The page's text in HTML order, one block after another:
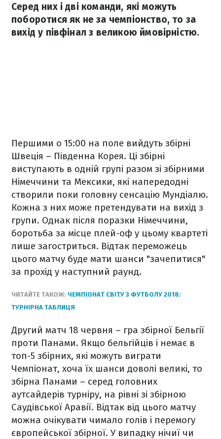
Серед них і дві команди, які можуть
поборотися як не за чемпіонство, то за
вихід у півфінал з великою ймовірністю.
Першими о 15:00 на поле вийдуть збірні
Швеція – Південна Корея. Ці збірні
виступають в одній групі разом зі збірними
Німеччини та Мексики, які напередодні
створили поки головну сенсацію Мундіалю.
Кожна з них може претендувати на вихід з
групи. Однак після поразки Німеччини,
боротьба за місце плей-оф у цьому квартеті
лише загостриться. Відтак переможець
цього матчу буде мати шанси "зачепитися"
за прохід у наступний раунд.
ЧИТАЙТЕ ТАКОЖ: ЧЕМПІОНАТ СВІТУ З ФУТБОЛУ 2018:
ТУРНІРНА ТАБЛИЦЯ
Другий матч 18 червня – гра збірної Бельгії
проти Панами. Якщо бельгійців і немає в
топ-5 збірних, які можуть виграти
Чемпіонат, хоча їх шанси доволі великі, то
збірна Панами – серед головних
аутсайдерів турніру, на рівні зі збірною
Саудівської Аравії. Відтак від цього матчу
можна очікувати чимало голів і перемогу
європейської збірної. У випадку нічиї чи